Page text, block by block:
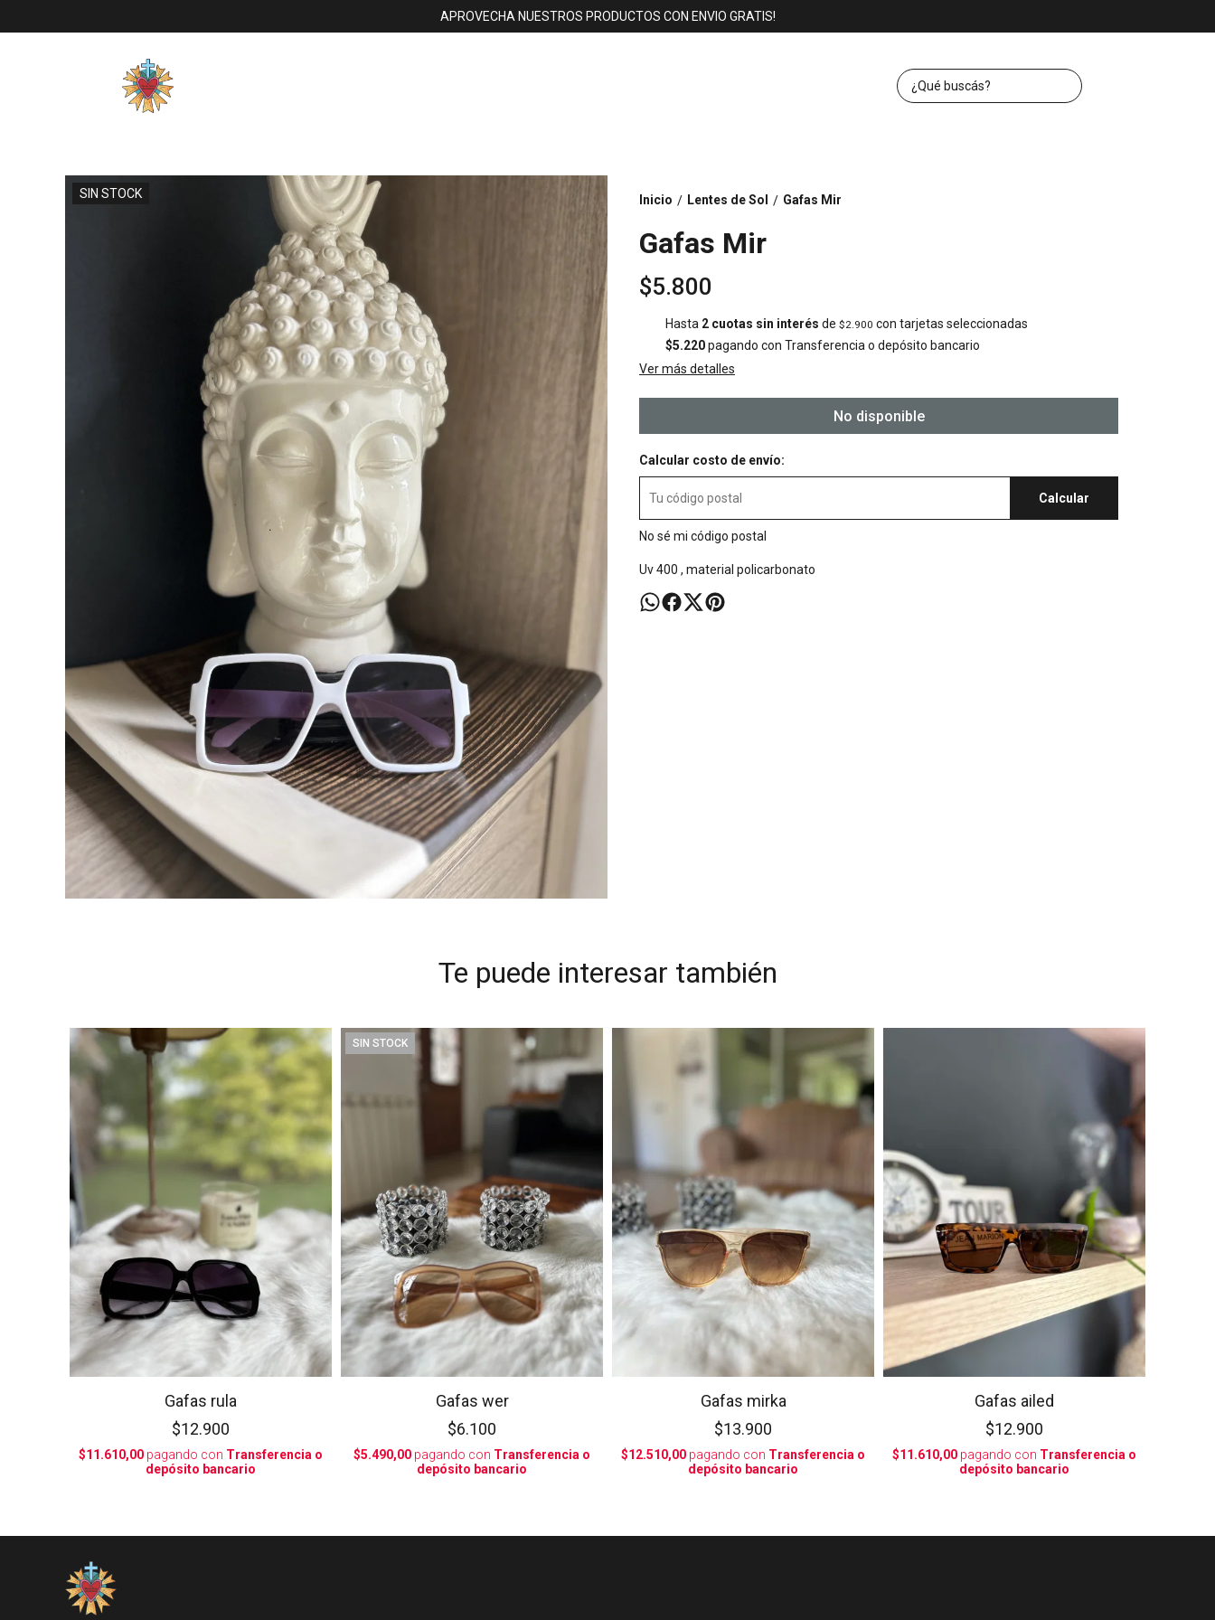
APROVECHA NUESTROS PRODUCTOS CON ENVIO GRATIS!
SIN STOCK Inicio / Lentes de Sol / Gafas Mir
Gafas Mir
$5.800
Hasta 2 cuotas sin interés de $2.900 con tarjetas seleccionadas
$5.220pagando con Transferencia o depósito bancario
Ver más detalles
No disponible
Calcular costo de envío:
Calcular
No sé mi código postal
Uv 400 , material policarbonato
Te puede interesar también
Gafas rula
$12.900
$11.610,00 pagando con Transferencia o
depósito bancario
SIN STOCK
Gafas wer
$6.100
$5.490,00 pagando con Transferencia o
depósito bancario
Gafas mirka
$13.900
$12.510,00 pagando con Transferencia o
depósito bancario
Gafas ailed
$12.900
$11.610,00 pagando con Transferencia o
depósito bancario